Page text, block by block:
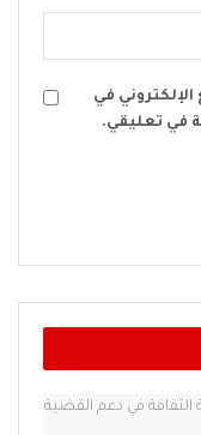
في
في تعليقي.